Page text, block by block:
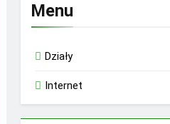
Menu
Działy
Internet